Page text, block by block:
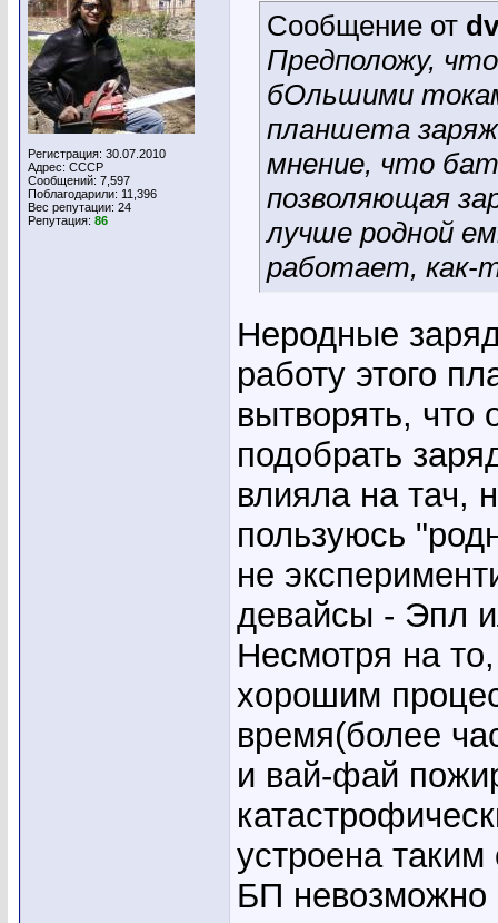
Регистрация: 30.07.2010
Адрес: СССР
Сообщений: 7,597
Поблагодарили: 11,396
Вес репутации: 24
Репутация: 86
Сообщение от
Предположу, что
бОльшими
планшета
мнение, что
позволяющая
лучше родной
работает, как-
Неродные
работу этого
вытворять,
подобрать
влияла на тач,
пользуюсь
не
девайсы - Эпл
Несмотря на
хорошим
время(более
и вай-фай
устроена
БП невозможно